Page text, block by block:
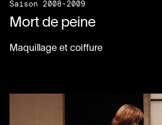
Saison 2008-2009
Mort de peine
Maquillage et coiffure